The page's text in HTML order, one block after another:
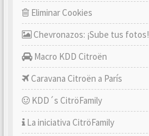
Eliminar Cookies
Chevronazos: ¡Sube tus fotos!
Macro KDD Citroën
Caravana Citroën a París
KDD´s CitröFamily
La iniciativa CitröFamily